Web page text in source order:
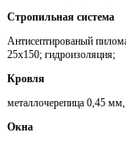
Стропильная система
Антисептированый
25х150; гидроизоляция;
Кровля
металлочерепица 0,45
Окна